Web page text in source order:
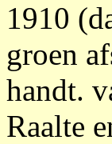
1910
groen
handt.
Raalte